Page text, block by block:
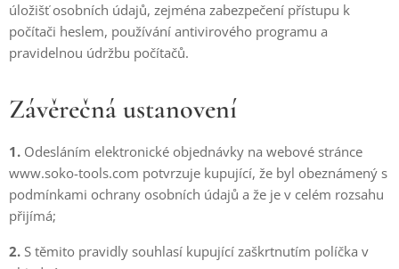
úložišť osobních údajů, zejména zabezpečení přístupu k
počítači heslem, používání antivirového programu a
pravidelnou údržbu počítačů.
Závěrečná ustanovení
1. Odesláním elektronické objednávky na webové stránce
www.soko-tools.com potvrzuje kupující, že byl obeznámený s
podmínkami ochrany osobních údajů a že je v celém rozsahu
přijímá;
2. S těmito pravidly souhlasí kupující zaškrtnutím políčka v